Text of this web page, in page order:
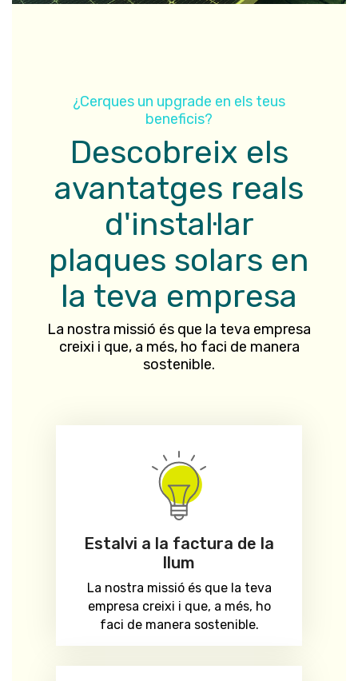
¿Cerques un upgrade en els teus
beneficis?
Descobreix els
avantatges reals
d'instal·lar
plaques solars en
la teva empresa​
La nostra missió és que la teva empresa
creixi i que, a més, ho faci de manera
sostenible.
Estalvi a la factura de la
llum
La nostra missió és que la teva
empresa creixi i que, a més, ho
faci de manera sostenible.